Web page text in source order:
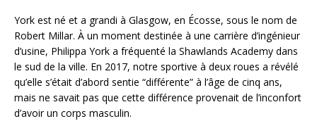
York est né et a grandi à Glasgow, en Écosse, sous le nom de
Robert Millar. À un moment destinée à une carrière d’ingénieur
d’usine, Philippa York a fréquenté la Shawlands Academy dans
le sud de la ville. En 2017, notre sportive à deux roues a révélé
qu’elle s’était d’abord sentie “différente” à l’âge de cinq ans,
mais ne savait pas que cette différence provenait de l’inconfort
d’avoir un corps masculin.